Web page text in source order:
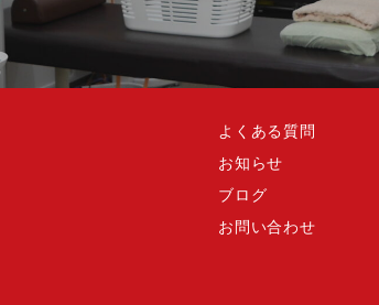
よくある質問
お知らせ
ブログ
お問い合わせ